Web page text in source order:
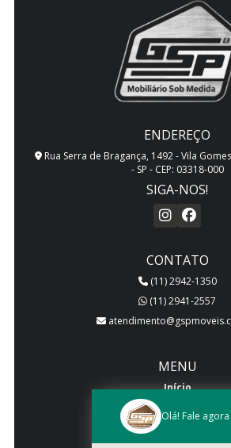
ENDEREÇO
Rua Serra de Bragança, 1492 - Vila
- SP - CEP: 03318-000
SIGA-NOS!
CONTATO
(11) 2942-1350
(11) 2941-2557
MENU
Início
Quem somos
Olá! Fale